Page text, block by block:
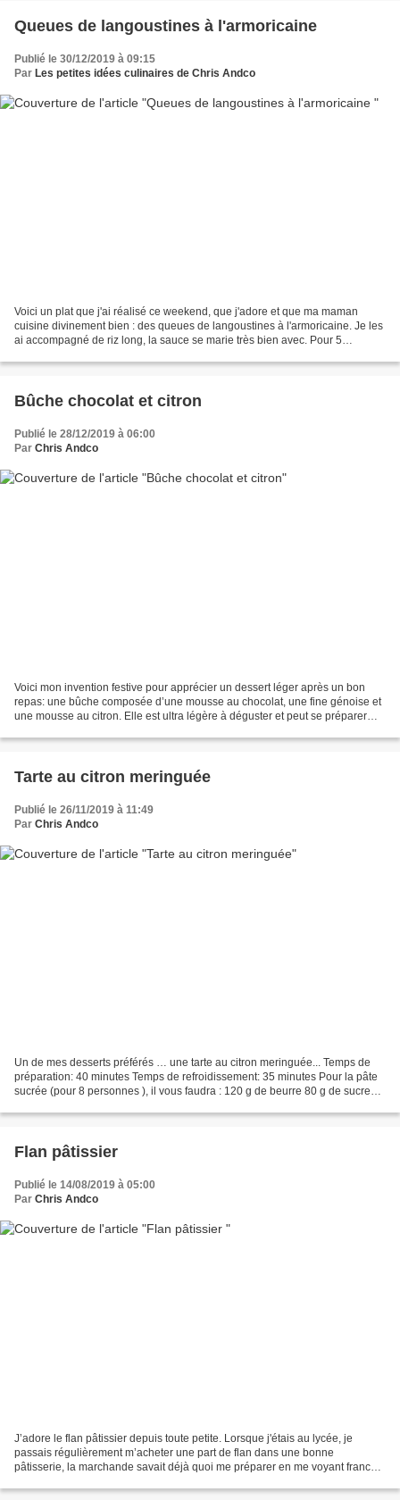
Queues de langoustines à l'armoricaine
Publié le 30/12/2019 à 09:15
Par Les petites idées culinaires de Chris Andco
Voici un plat que j'ai réalisé ce weekend, que j'adore et que ma maman
cuisine divinement bien : des queues de langoustines à l'armoricaine. Je les
ai accompagné de riz long, la sauce se marie très bien avec. Pour 5
Bûche chocolat et citron
Publié le 28/12/2019 à 06:00
Par Chris Andco
Voici mon invention festive pour apprécier un dessert léger après un bon
repas: une bûche composée d’une mousse au chocolat, une fine génoise et
une mousse au citron. Elle est ultra légère à déguster et peut se préparer
Tarte au citron meringuée
Publié le 26/11/2019 à 11:49
Par Chris Andco
Un de mes desserts préférés … une tarte au citron meringuée... Temps de
préparation: 40 minutes Temps de refroidissement: 35 minutes Pour la pâte
sucrée (pour 8 personnes ), il vous faudra : 120 g de beurre 80 g de sucre
Flan pâtissier
Publié le 14/08/2019 à 05:00
Par Chris Andco
J’adore le flan pâtissier depuis toute petite. Lorsque j'étais au lycée, je
passais régulièrement m’acheter une part de flan dans une bonne
pâtisserie, la marchande savait déjà quoi me préparer en me voyant franchir